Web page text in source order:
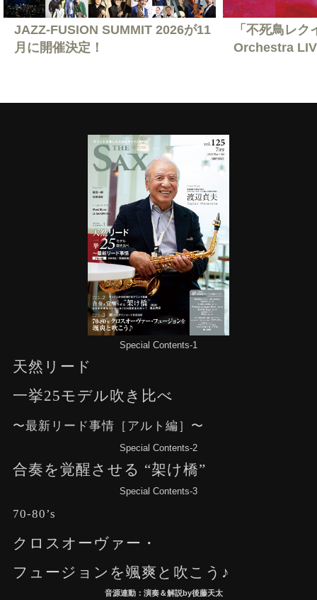
JAZZ-FUSION SUMMIT 2026が11
月に開催決定！
「不死鳥レ
Orchestra
Special Contents-1
天然リード
一挙25モデル吹き比べ
〜最新リード事情［アルト編］〜
Special Contents-2
合奏を覚醒させる “架け橋”
Special Contents-3
70-80’s
クロスオーヴァー・
フュージョンを颯爽と吹こう♪
音源連動：演奏＆解説by後藤天太